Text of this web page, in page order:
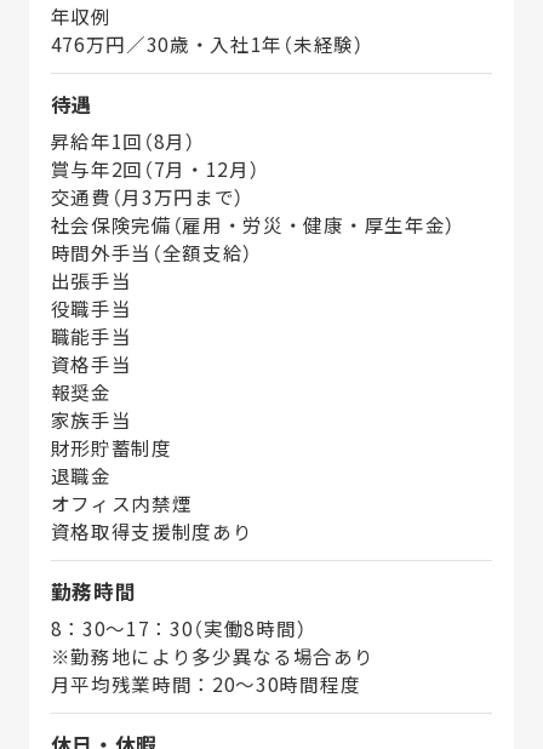
年収例
476万円／30歳・入社1年（未経験）
待遇
昇給年1回（8月）
賞与年2回（7月・12月）
交通費（月3万円まで）
社会保険完備（雇用・労災・健康・厚生年金）
時間外手当（全額支給）
出張手当
役職手当
職能手当
資格手当
報奨金
家族手当
財形貯蓄制度
退職金
オフィス内禁煙
資格取得支援制度あり
勤務時間
8：30～17：30（実働8時間）
※勤務地により多少異なる場合あり
月平均残業時間：20～30時間程度